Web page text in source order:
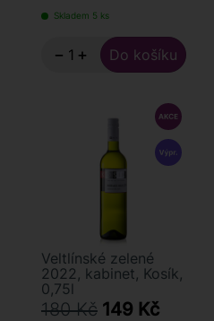
Skladem 5 ks
− +
Veltlínské zelené
2022, kabinet, Kosík,
0,75l
180 Kč 149 Kč